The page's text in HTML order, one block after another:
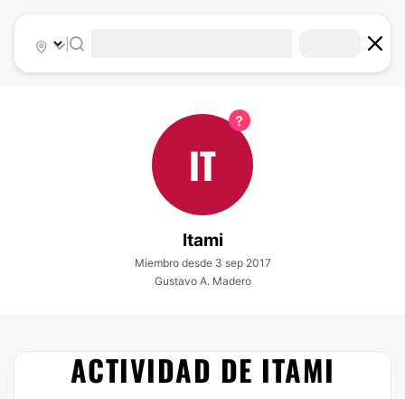
|
IT
Itami
Miembro desde 3 sep 2017
Gustavo A. Madero
ACTIVIDAD DE ITAMI